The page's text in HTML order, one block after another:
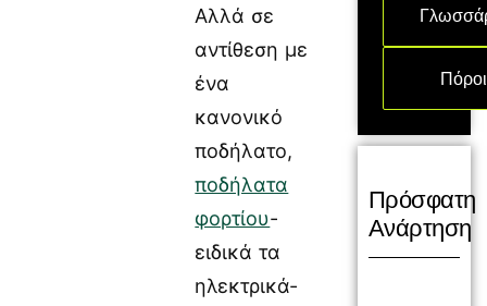
Αλλά σε
αντίθεση με
ένα
κανονικό
ποδήλατο,
ποδήλατα
φορτίου-
ειδικά τα
ηλεκτρικά-
Πόροι
Πρόσφατη
Ανάρτηση